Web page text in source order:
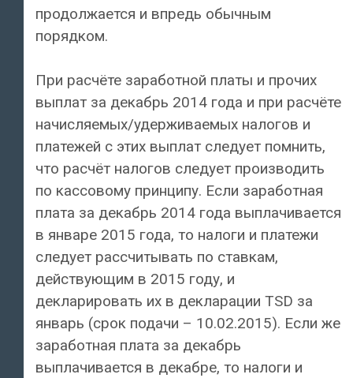
продолжается и впредь обычным
порядком.
При расчёте заработной платы и прочих
выплат за декабрь 2014 года и при расчёте
начисляемых/удерживаемых налогов и
платежей с этих выплат следует помнить,
что расчёт налогов следует производить
по кассовому принципу. Если заработная
плата за декабрь 2014 года выплачивается
в январе 2015 года, то налоги и платежи
следует рассчитывать по ставкам,
действующим в 2015 году, и
декларировать их в декларации TSD за
январь (срок подачи – 10.02.2015). Если же
заработная плата за декабрь
выплачивается в декабре, то налоги и